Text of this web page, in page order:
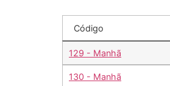
Código
129 - Manhã
130 - Manhã